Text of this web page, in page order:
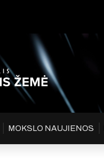
MOKSLO NAUJIENOS